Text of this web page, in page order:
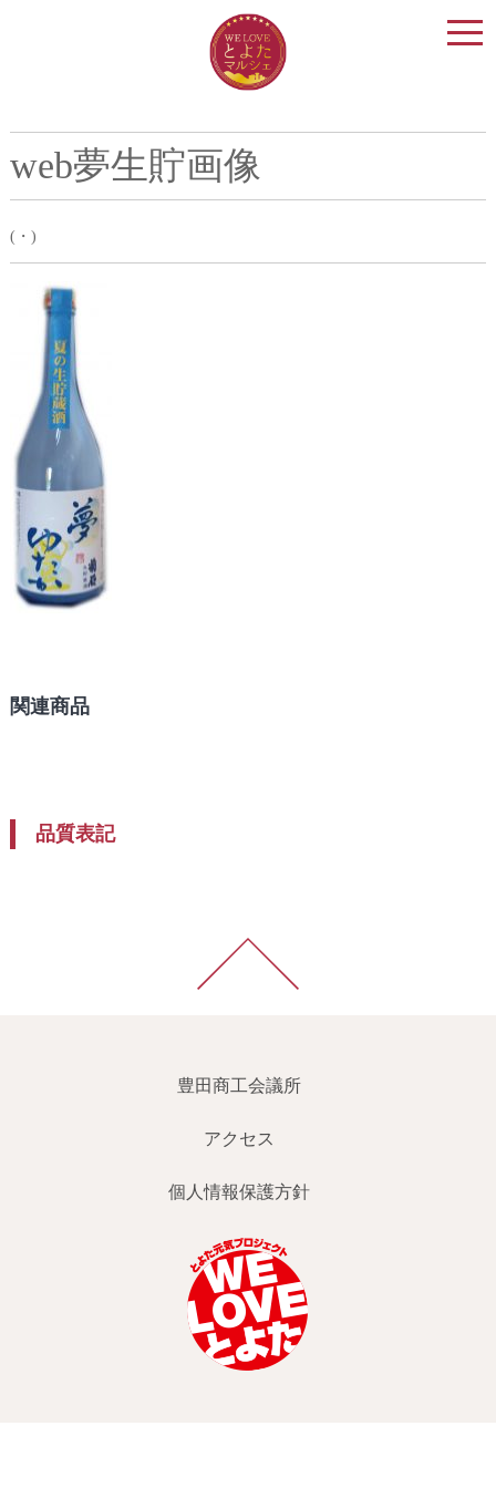
web夢生貯画像
(・)
関連商品
品質表記
豊田商工会議所
アクセス
個人情報保護方針